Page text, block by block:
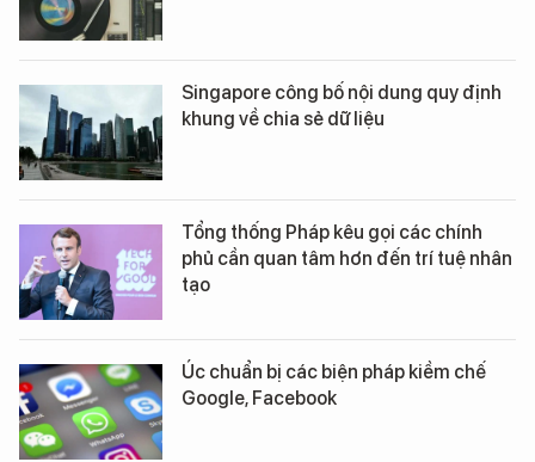
Singapore công bố nội dung quy định
khung về chia sẻ dữ liệu
Tổng thống Pháp kêu gọi các chính
phủ cần quan tâm hơn đến trí tuệ nhân
tạo
Úc chuẩn bị các biện pháp kiềm chế
Google, Facebook